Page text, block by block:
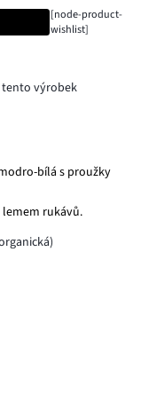
[node-product-
wishlist]
výrobek
bílá s proužky
lemem rukávů.